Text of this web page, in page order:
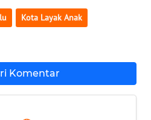
Kota Layak Anak
Komentar